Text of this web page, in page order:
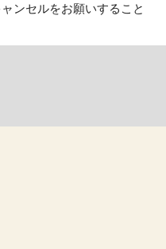
ンセルをお願いすること